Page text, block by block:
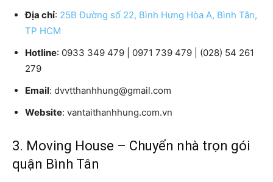
Địa chỉ: 25B Đường số 22, Bình Hưng Hòa A, Bình Tân,
TP HCM
Hotline: 0933 349 479 | 0971 739 479 | (028) 54 261
279
Email: dvvtthanhhung@gmail.com
Website: vantaithanhhung.com.vn
3. Moving House – Chuyển nhà trọn gói
quận Bình Tân